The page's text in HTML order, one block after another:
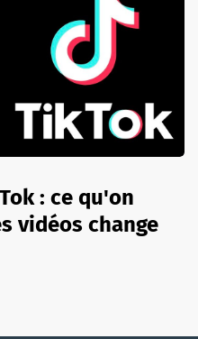
: ce qu'on
vidéos change